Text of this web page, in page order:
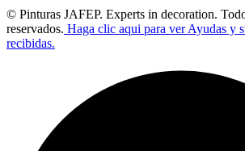
© Pinturas JAFEP. Experts in decoration.
reservados. Haga clic aqui para ver Ayudas y
recibidas.